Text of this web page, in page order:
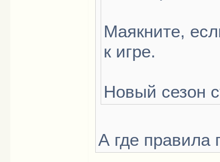
Маякните,
к игре.
Новый сезон
А где правила